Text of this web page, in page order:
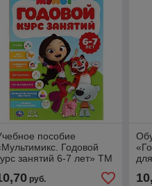
пособие
Годовой
занятий 6-7 лет» ТМ
руб.